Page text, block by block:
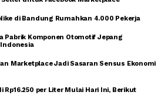
di Bandung Rumahkan 4.000 Pekerja
Pabrik Komponen Otomotif Jepang
Marketplace Jadi Sasaran Sensus Ekonomi
Rp16.250 per Liter Mulai Hari Ini, Berikut